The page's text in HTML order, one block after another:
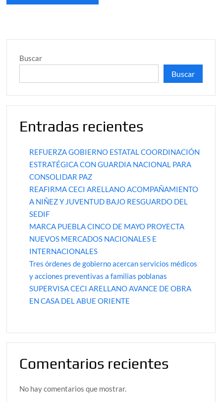
Buscar
Buscar
Entradas recientes
REFUERZA GOBIERNO ESTATAL COORDINACIÓN
ESTRATÉGICA CON GUARDIA NACIONAL PARA
CONSOLIDAR PAZ
REAFIRMA CECI ARELLANO ACOMPAÑAMIENTO
A NIÑEZ Y JUVENTUD BAJO RESGUARDO DEL
SEDIF
MARCA PUEBLA CINCO DE MAYO PROYECTA
NUEVOS MERCADOS NACIONALES E
INTERNACIONALES
Tres órdenes de gobierno acercan servicios médicos
y acciones preventivas a familias poblanas
SUPERVISA CECI ARELLANO AVANCE DE OBRA
EN CASA DEL ABUE ORIENTE
Comentarios recientes
No hay comentarios que mostrar.